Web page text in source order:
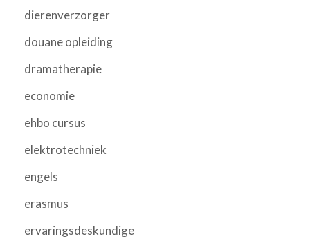
dierenverzorger
douane opleiding
dramatherapie
economie
ehbo cursus
elektrotechniek
engels
erasmus
ervaringsdeskundige